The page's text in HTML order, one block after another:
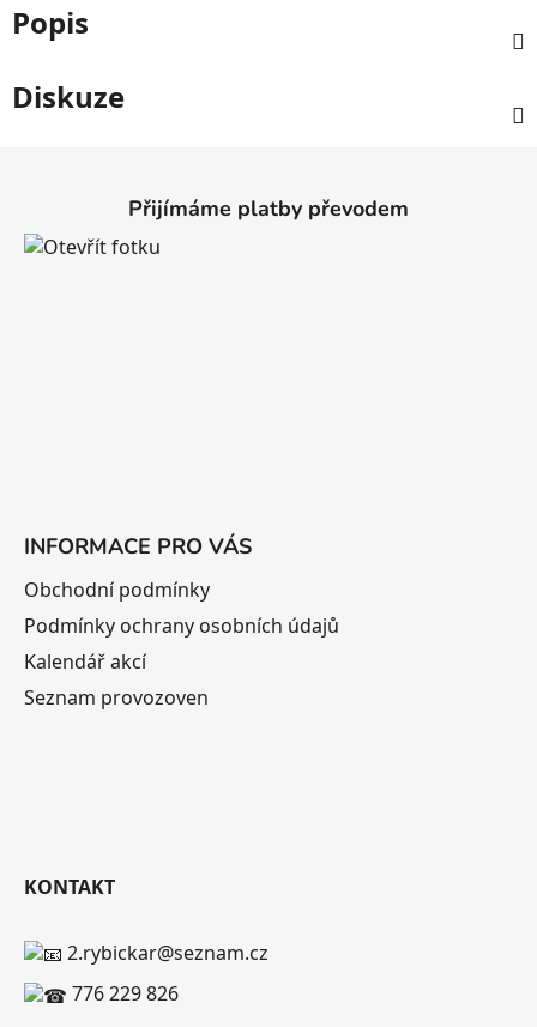
Popis
Diskuze
Přijímáme platby převodem
INFORMACE PRO VÁS
Obchodní podmínky
Podmínky ochrany osobních údajů
Kalendář akcí
Seznam provozoven
KONTAKT
2.rybickar@seznam.cz
776 229 826